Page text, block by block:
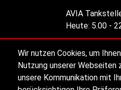
Wir nutzen Cookies, um
Nutzung unserer Webseiten
unsere Kommunikation mit
AVIA
Heute: 5.00 -
Alle